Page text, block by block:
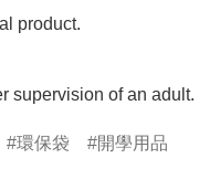
product.
supervision of an adult.
環保袋 開學用品